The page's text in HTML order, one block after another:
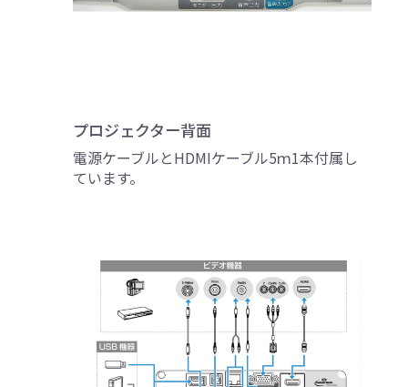
プロジェクター背面
電源ケーブルとHDMIケーブル5ｍ1本付属し
ています。